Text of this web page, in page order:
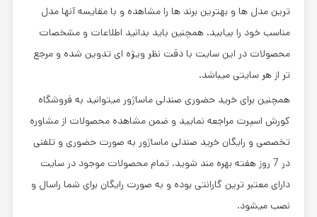
ترین مدل ها و بهترین برند ها را مشاهده و با مقایسه آنها مدل
مناسب خود را بیابید. همچنین باید بدانید اطلاعات و مشخصات
محصولات در این سایت با دقت نظر ویژه ای تدوین شده و مرجع
تر از هر سایتی میباشد.
همچنین برای خرید حضوری صندلی ماساژور میتوانید به فروشگاه
کورش اسپرت مراجعه نمایید و ضمن مشاهده محصولات از مشاوره
تخصصی و رایگان خرید صندلی ماساژور به صورت حضوری و تلفنی
در 7 روز هفته بهره مند شوید. تمام محصولات موجود در سایت
دارای معتبر ترین گارانتی بوده و به صورت رایگان برای شما راسال و
نصب میشود.